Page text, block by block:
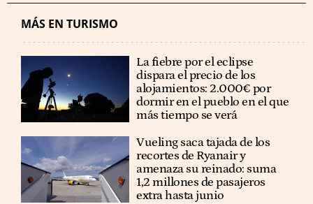
MÁS EN TURISMO
La fiebre por el eclipse
dispara el precio de los
alojamientos: 2.000€ por
dormir en el pueblo en el que
más tiempo se verá
Vueling saca tajada de los
recortes de Ryanair y
amenaza su reinado: suma
1,2 millones de pasajeros
extra hasta junio